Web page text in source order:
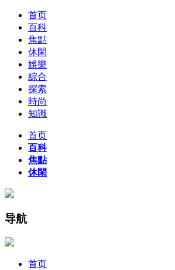
首页
百科
焦點
休閑
娛樂
綜合
探索
時尚
知識
首页
百科
焦點
休閑
导航
首页